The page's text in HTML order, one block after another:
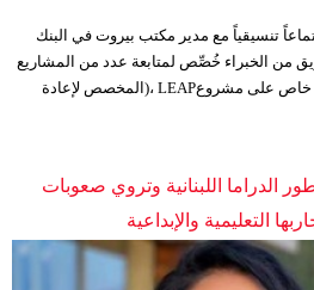
أبراج
فيديو
تنسيقياً مع مدير مكتب بيروت في البنك
من الخبراء خُصِّص لمتابعة عدد من المشاريع
قيد التنفيذ، وجرى التركيز بشكل خاص على مشروعLEAP ،(المخصص لإعادة
اللبنانية وتروي صعوبات
التعليمية والإبداعية